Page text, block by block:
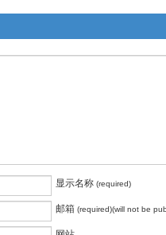
显示名称 (required)
邮箱 (required)(will not be